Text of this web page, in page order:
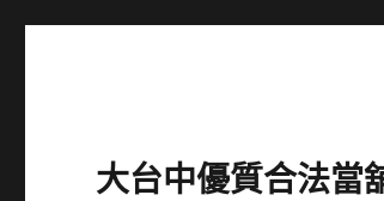
大台中優質合法當